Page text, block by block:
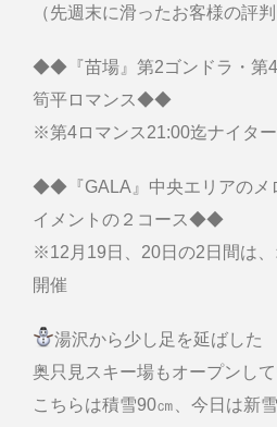
（先週末に滑ったお客様の評
◆◆『苗場』第2ゴンドラ・第4
筍平ロマンス◆◆
※第4ロマンス21:00迄ナイタ
◆◆『GALA』中央エリアのメ
イメントの２コース◆◆
※12月19日、20日の2日間は、
開催
湯沢から少し足を延ばした
奥只見スキー場もオープンし
こちらは積雪90㎝、今日は新